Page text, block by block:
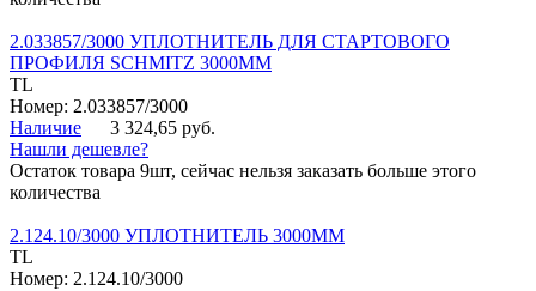
2.033857/3000 УПЛОТНИТЕЛЬ ДЛЯ СТАРТОВОГО
ПРОФИЛЯ SCHMITZ 3000ММ
TL
Номер: 2.033857/3000
Наличие
3 324,65 руб.
Нашли дешевле?
Остаток товара 9шт, сейчас нельзя заказать больше этого
количества
2.124.10/3000 УПЛОТНИТЕЛЬ 3000ММ
TL
Номер: 2.124.10/3000